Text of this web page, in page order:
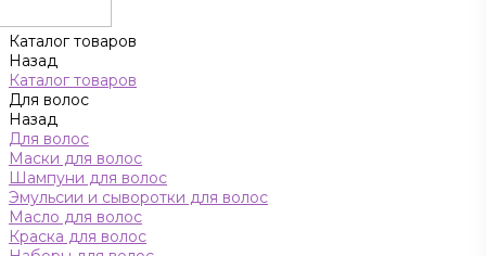
Каталог товаров
Назад
Каталог товаров
Для волос
Назад
Для волос
Маски для волос
Шампуни для волос
Эмульсии и сыворотки для волос
Масло для волос
Краска для волос